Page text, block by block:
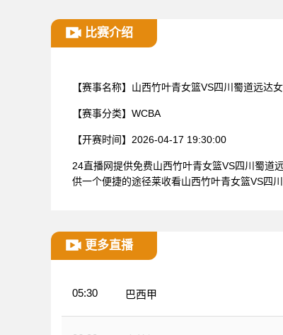
比赛介绍
【赛事名称】 山西竹叶青女篮VS四川蜀道远达
【赛事分类】 WCBA
【开赛时间】 2026-04-17 19:30:00
24直播网提供免费山西竹叶青女篮VS四川蜀道
供一个便捷的途径莱收看山西竹叶青女篮VS四
更多直播
05:30 巴西甲